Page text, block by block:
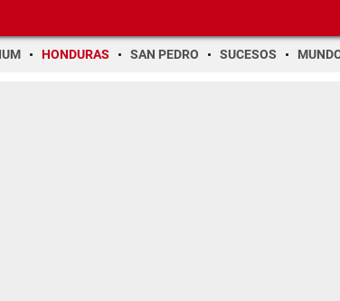
HONDURAS SAN PEDRO SUCESOS